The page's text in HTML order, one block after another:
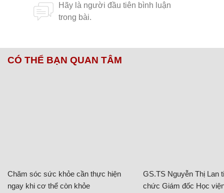
CÓ THỂ BẠN QUAN TÂM
Chăm sóc sức khỏe cần thực hiện
ngay khi cơ thể còn khỏe
GS.TS Nguyễn Thị Lan
chức Giám đốc Học